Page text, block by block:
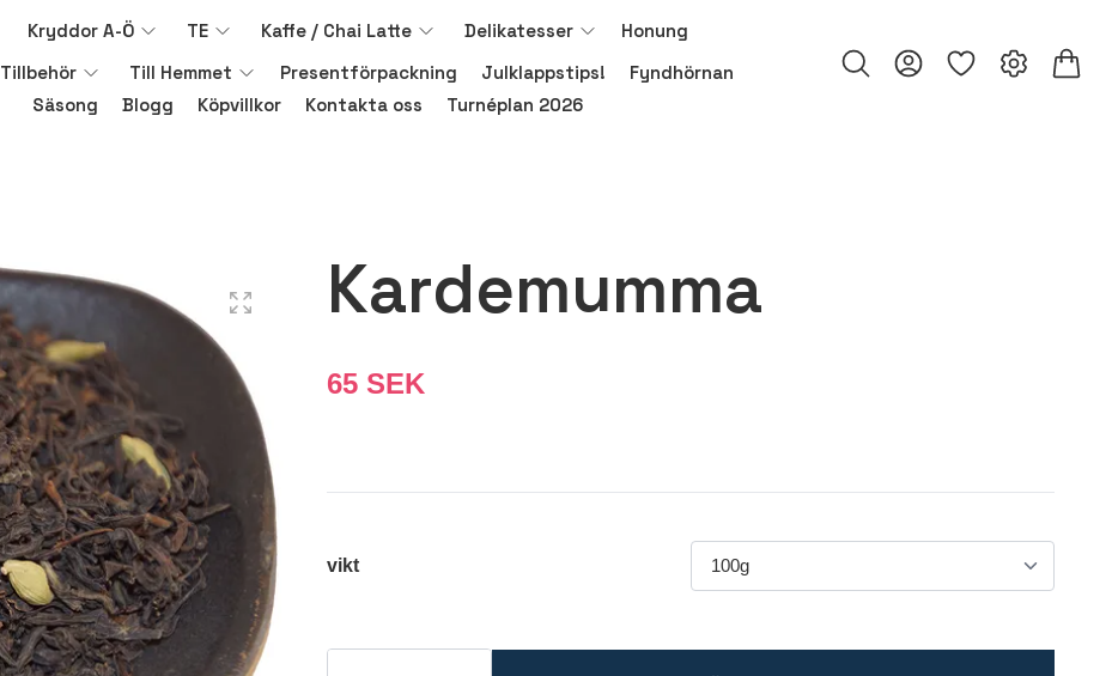
Kryddor A-Ö TE Kaffe / Chai Latte Delikatesser
Honung
Tillbehör Till Hemmet Presentförpackning Julklappstips!
Fyndhörnan
Säsong
Blogg Köpvillkor Kontakta oss Turnéplan 2026
Kardemumma
65 SEK
vikt